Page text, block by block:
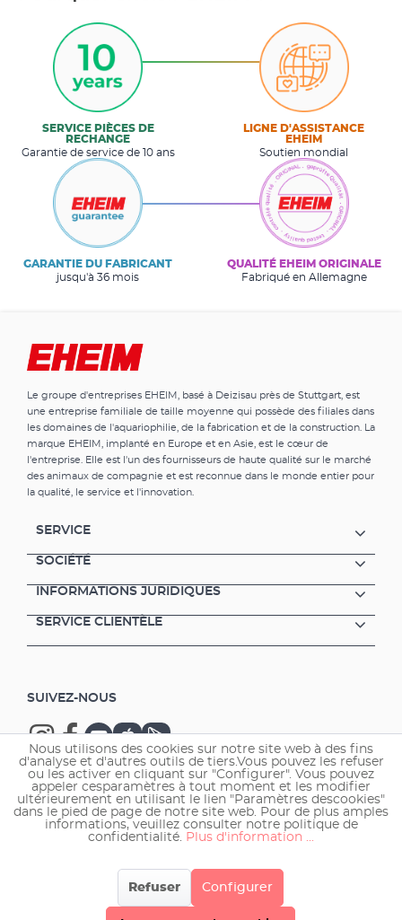
SERVICE PIÈCES DE
RECHANGE
Garantie de service de 10 ans
LIGNE D'ASSISTANCE
EHEIM
Soutien mondial
GARANTIE DU FABRICANT
jusqu'à 36 mois
QUALITÉ EHEIM ORIGINALE
Fabriqué en Allemagne
Le groupe d'entreprises EHEIM, basé à Deizisau près de Stuttgart, est
une entreprise familiale de taille moyenne qui possède des filiales dans
les domaines de l'aquariophilie, de la fabrication et de la construction. La
marque EHEIM, implanté en Europe et en Asie, est le cœur de
l'entreprise. Elle est l'un des fournisseurs de haute qualité sur le marché
des animaux de compagnie et est reconnue dans le monde entier pour
la qualité, le service et l'innovation.
SERVICE
SOCIÉTÉ
INFORMATIONS JURIDIQUES
SERVICE CLIENTÈLE
SUIVEZ-NOUS
Copyright © 2026 EHEIM GmbH & Co. KG.
Nous utilisons des cookies sur notre site web à des fins
d'analyse et d'autres outils de tiers.Vous pouvez les refuser
ou les activer en cliquant sur "Configurer". Vous pouvez
appeler cesparamètres à tout moment et les modifier
ultérieurement en utilisant le lien "Paramètres descookies"
dans le pied de page de notre site web. Pour de plus amples
informations, veuillez consulter notre politique de
confidentialité. Plus d'information ...
Refuser Configurer